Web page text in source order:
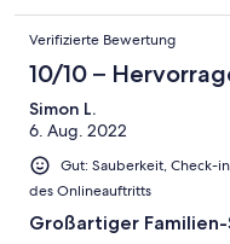
Verifizierte Bewertung
10/10 –
Simon L.
6. Aug. 2022
Gut: Sauberkeit, Check-
des Onlineauftritts
Großartiger